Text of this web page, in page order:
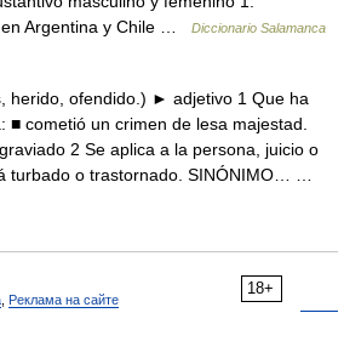
en Argentina y Chile …
Diccionario Salamanca
herido, ofendido.) ► adjetivo 1 Que ha
■ cometió un crimen de lesa majestad.
2 Se aplica a la persona, juicio o
turbado o trastornado. SINÓNIMO… …
18+
Реклама на сайте